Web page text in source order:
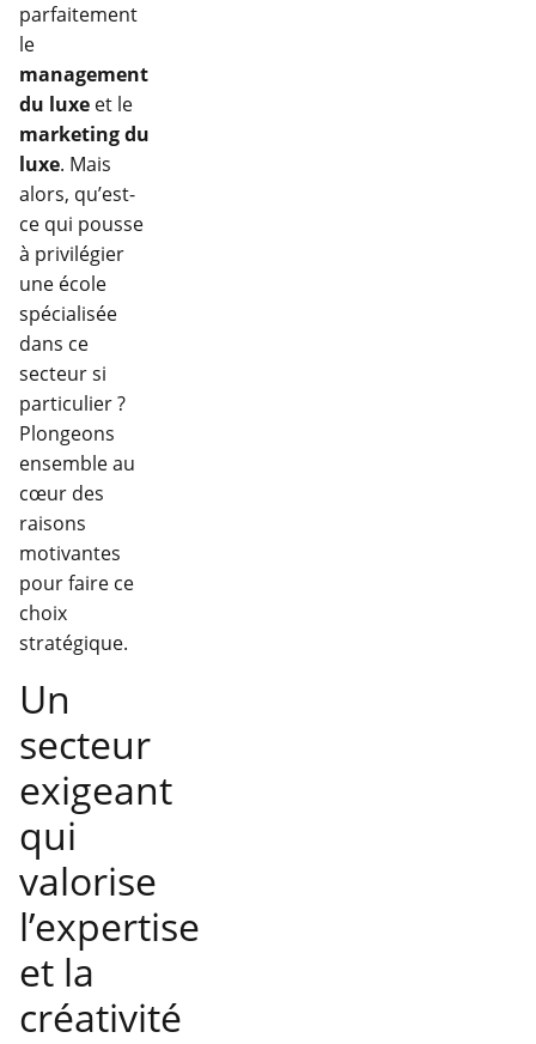
parfaitement
le
management
du luxe et le
marketing du
luxe. Mais
alors, qu’est-
ce qui pousse
à privilégier
une école
spécialisée
dans ce
secteur si
particulier ?
Plongeons
ensemble au
cœur des
raisons
motivantes
pour faire ce
choix
stratégique.
Un
secteur
exigeant
qui
valorise
l’expertise
et la
créativité